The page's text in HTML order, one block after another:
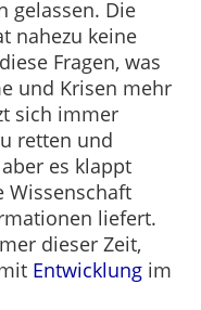
gelassen. Die
nahezu keine
Fragen, was
und Krisen mehr
sich immer
retten und
es klappt
Wissenschaft
liefert.
dieser Zeit,
Entwicklung im